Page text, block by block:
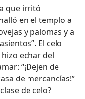
que irritó
en el templo a
y palomas y a
El celo
echar del
“¡Dejen de
de mercancías!”
de celo?